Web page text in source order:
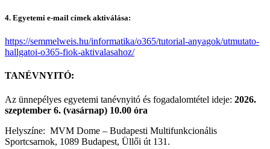
4. Egyetemi e-mail címek aktiválása:
https://semmelweis.hu/informatika/o365/tutorial-anyagok/utmutato-
hallgatoi-o365-fiok-aktivalasahoz/
TANÉVNYITÓ:
Az ünnepélyes egyetemi tanévnyitó és fogadalomtétel ideje: 2026.
szeptember 6. (vasárnap) 10.00 óra
Helyszíne: MVM Dome – Budapesti Multifunkcionális
Sportcsarnok, 1089 Budapest, Üllői út 131.